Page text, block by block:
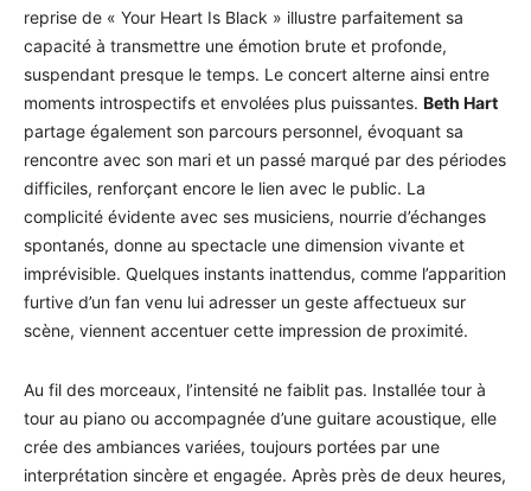
reprise de « Your Heart Is Black » illustre parfaitement sa
capacité à transmettre une émotion brute et profonde,
suspendant presque le temps. Le concert alterne ainsi entre
moments introspectifs et envolées plus puissantes. Beth Hart
partage également son parcours personnel, évoquant sa
rencontre avec son mari et un passé marqué par des périodes
difficiles, renforçant encore le lien avec le public. La
complicité évidente avec ses musiciens, nourrie d’échanges
spontanés, donne au spectacle une dimension vivante et
imprévisible. Quelques instants inattendus, comme l’apparition
furtive d’un fan venu lui adresser un geste affectueux sur
scène, viennent accentuer cette impression de proximité.
Au fil des morceaux, l’intensité ne faiblit pas. Installée tour à
tour au piano ou accompagnée d’une guitare acoustique, elle
crée des ambiances variées, toujours portées par une
interprétation sincère et engagée. Après près de deux heures,